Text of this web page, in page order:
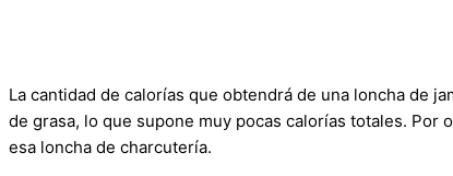
La cantidad de calorías que obtendrá de una loncha de
de grasa, lo que supone muy pocas calorías totales. Por
esa loncha de charcutería.